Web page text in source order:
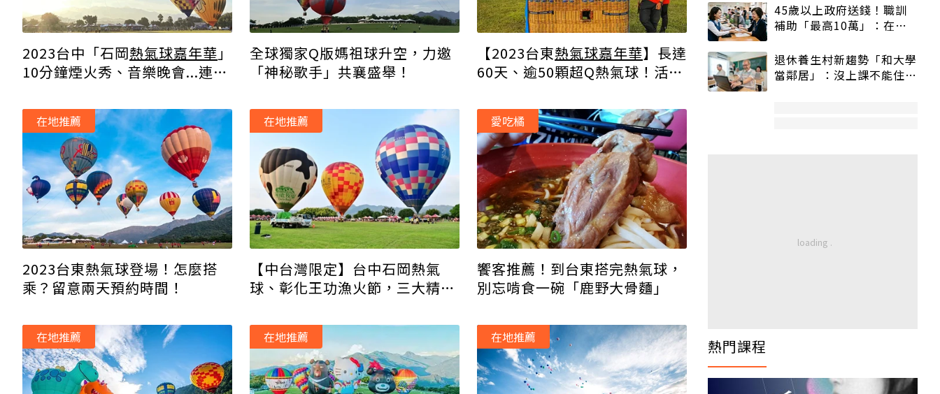
2023台中「石岡熱氣球嘉年華 」
10分鐘煙火秀、音樂晚會...連續
全球獨家Q版媽祖球升空，力邀
「神秘歌手」共襄盛舉！
【2023台東熱氣球嘉年華】長達
60天、逾50顆超Q熱氣球！活動
次看
2023台東熱氣球登場！怎麼搭
乘？留意兩天預約時間！
在地推薦
【中台灣限定】台中石岡熱氣
球、彰化王功漁火節，三大精彩
在地推薦
饗客推薦！到台東搭完熱氣球，
別忘啃食一碗「鹿野大骨麵」
愛吃橘
在地推薦 在地推薦 在地推薦
45歲以上政府送錢！職訓
補助「最高10萬」：在
退休養生村新趨勢「和大學
當鄰居」：沒上課不能住、
熱門課程